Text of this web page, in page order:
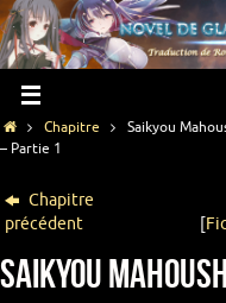
Chapitre
Saikyou
– Partie 1
Chapitre
précédent
[
Saikyou